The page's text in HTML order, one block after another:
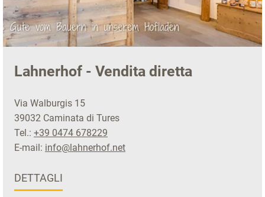
Lahnerhof - Vendita diretta
Via Walburgis 15
39032 Caminata di Tures
Tel.: +39 0474 678229
E-mail: info@lahnerhof.net
DETTAGLI